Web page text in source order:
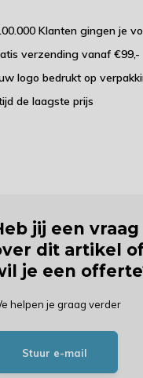
Klanten gingen je
verzending vanaf €99,-
logo bedrukt op
de laagste prijs
jij een vraag
dit artikel
je een
helpen je graag verder
Stuur e-mail